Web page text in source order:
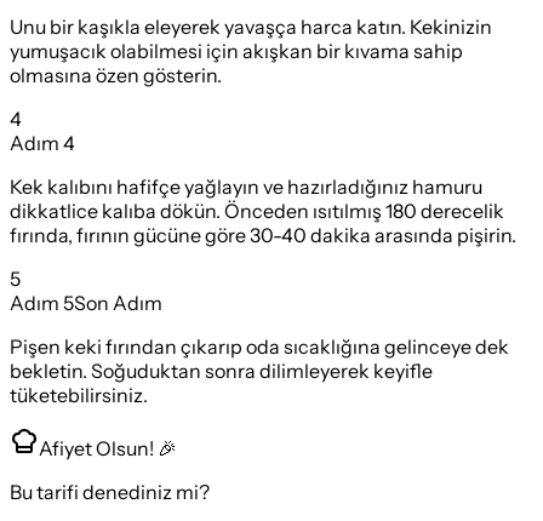
Unu bir kaşıkla eleyerek yavaşça harca katın. Kekinizin
yumuşacık olabilmesi için akışkan bir kıvama sahip
olmasına özen gösterin.
4
Adım 4
Kek kalıbını hafifçe yağlayın ve hazırladığınız hamuru
dikkatlice kalıba dökün. Önceden ısıtılmış 180 derecelik
fırında, fırının gücüne göre 30-40 dakika arasında pişirin.
5
Adım 5Son Adım
Pişen keki fırından çıkarıp oda sıcaklığına gelinceye dek
bekletin. Soğuduktan sonra dilimleyerek keyifle
tüketebilirsiniz.
Afiyet Olsun! 🎉
Bu tarifi denediniz mi?